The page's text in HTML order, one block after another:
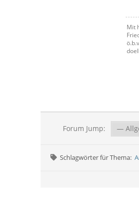
Mit
Forum Jump:
Schlagwörter für Thema: